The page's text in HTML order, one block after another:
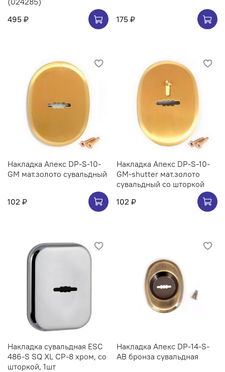
495 ₽
175 ₽
Накладка Апекс DP-S-10-
GM мат.золото сувальдный
102 ₽
Накладка Апекс DP-S-10-
GM-shutter мат.золото
сувальдный со шторкой
102 ₽
Накладка сувальдная ESC
486-S SQ XL CP-8 хром, со
шторкой, 1шт
Накладка Апекс DP-14-S-
AB бронза сувальдная